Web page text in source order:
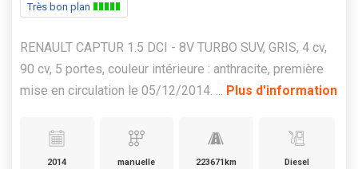
Très bon plan
RENAULT CAPTUR 1.5 DCI - 8V TURBO SUV, GRIS, 4 cv,
90 cv, 5 portes, couleur intérieure : anthracite, première
mise en circulation le 05/12/2014. ... Plus d'information
2014 manuelle 223671km Diesel